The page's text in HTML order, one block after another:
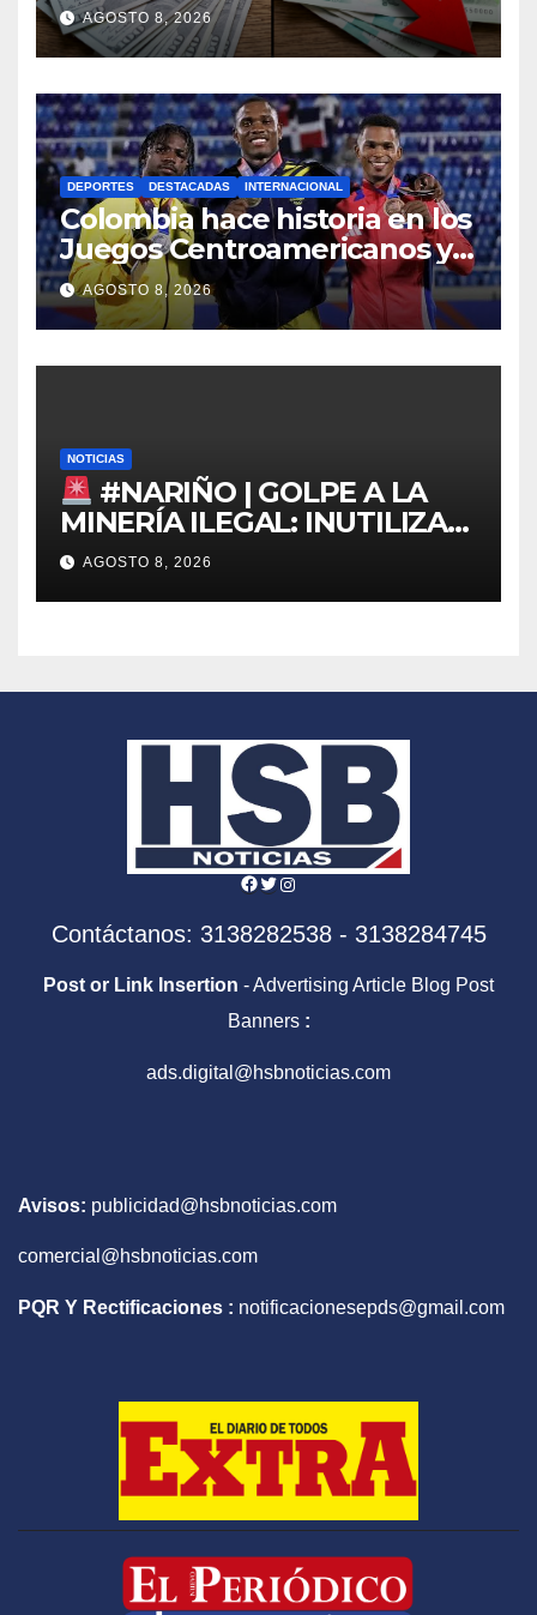
AGOSTO 8, 2026
DEPORTES DESTACADAS INTERNACIONAL
Colombia hace historia en los
Juegos Centroamericanos y
del Caribe 2026
AGOSTO 8, 2026
NOTICIAS
#NARIÑO | GOLPE A LA
MINERÍA ILEGAL: INUTILIZAN
DRAGA EN EL PACÍFICO
AGOSTO 8, 2026
Facebook
Twitter
Instagram
Contáctanos: 3138282538 - 3138284745
Post or Link Insertion - Advertising Article Blog Post
Banners :
ads.digital@hsbnoticias.com
Avisos: publicidad@hsbnoticias.com
comercial@hsbnoticias.com
PQR Y Rectificaciones : notificacionesepds@gmail.com